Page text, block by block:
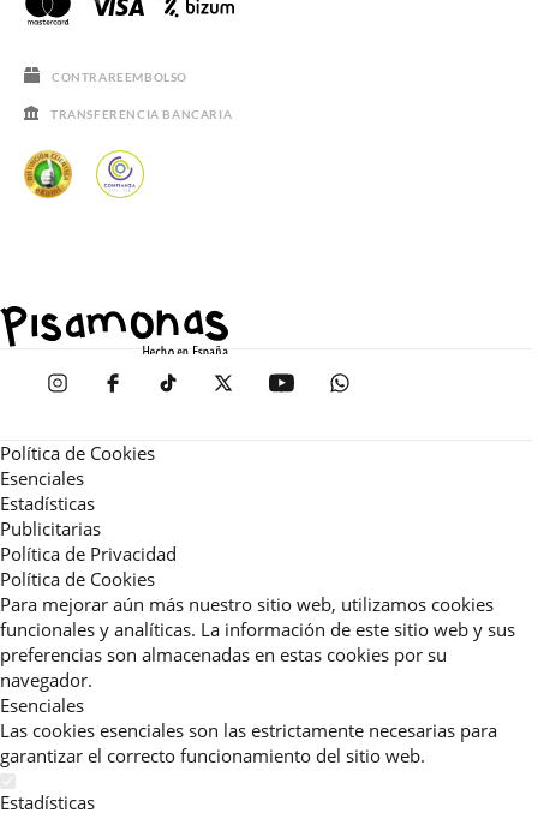
CONTRAREEMBOLSO
TRANSFERENCIA BANCARIA
Política de Cookies
Esenciales
Estadísticas
Publicitarias
Política de Privacidad
Política de Cookies
Para mejorar aún más nuestro sitio web, utilizamos cookies
funcionales y analíticas. La información de este sitio web y sus
preferencias son almacenadas en estas cookies por su
navegador.
Esenciales
Las cookies esenciales son las estrictamente necesarias para
garantizar el correcto funcionamiento del sitio web.
Estadísticas